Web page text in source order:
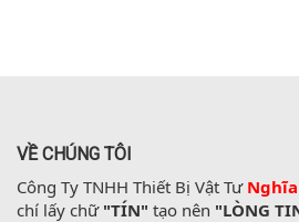
VỀ CHÚNG TÔI
Công Ty TNHH Thiết Bị Vật Tư
chí lấy chữ "TÍN" tạo nên "LÒNG